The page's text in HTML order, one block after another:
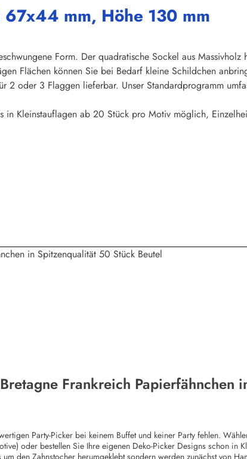
mm, Höhe 130 mm
Form. Der quadratische Sockel aus
Flächen können Sie bei Bedarf kleine Schildchen
2 oder 3 Flaggen lieferbar. Unser Standardprogramm
in Kleinstauflagen ab 20 Stück pro Motiv möglich,
Frankreich Papierfähnchen
Party-Picker bei keinem Buffet und keiner Party fehlen.
oder bestellen Sie Ihre eigenen Deko-Picker Designs schon in
den Zahnstocher herumgeklebt sondern werden zunächst von